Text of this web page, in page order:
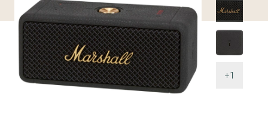
+1